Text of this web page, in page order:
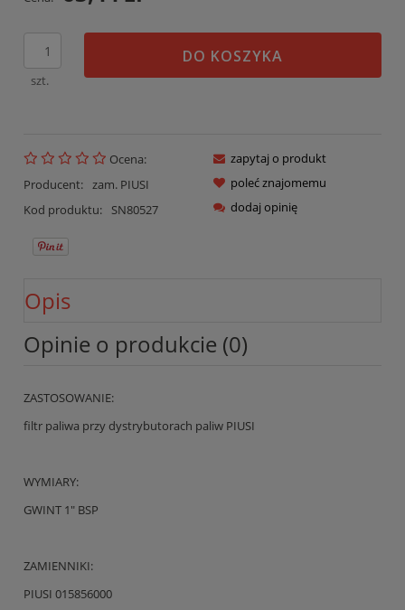
szt.
DO KOSZYKA
Ocena:
Producent: zam. PIUSI
Kod produktu:
SN80527
zapytaj o produkt
poleć znajomemu
dodaj opinię
Opis
Opinie o produkcie (0)
ZASTOSOWANIE:
filtr paliwa przy dystrybutorach paliw PIUSI
WYMIARY:
GWINT 1" BSP
ZAMIENNIKI:
PIUSI 015856000